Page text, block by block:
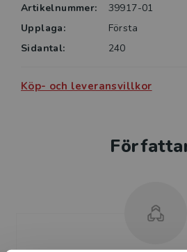
Artikelnummer:
39917-01
Upplaga:
Första
Sidantal:
240
Köp- och leveransvillkor